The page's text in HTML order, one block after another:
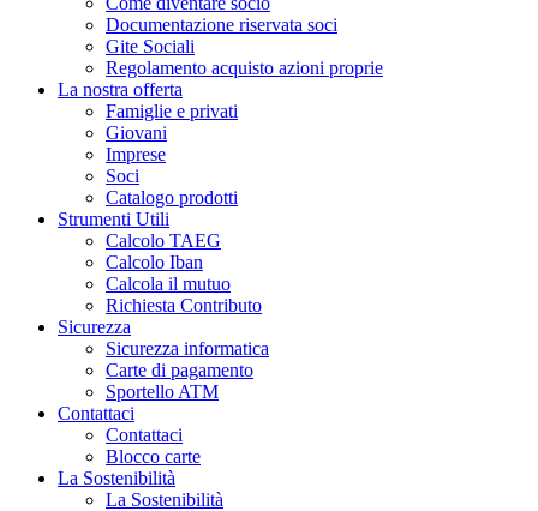
Documentazione riservata soci
Gite Sociali
Regolamento acquisto azioni proprie
La nostra offerta
Famiglie e privati
Giovani
Imprese
Soci
Catalogo prodotti
Strumenti Utili
Calcolo TAEG
Calcolo Iban
Calcola il mutuo
Richiesta Contributo
Sicurezza
Sicurezza informatica
Carte di pagamento
Sportello ATM
Contattaci
Contattaci
Blocco carte
La Sostenibilità
La Sostenibilità